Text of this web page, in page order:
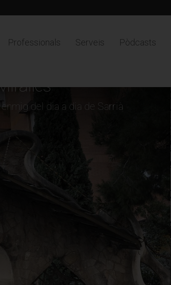
Professionals Serveis Pòdcasts
del dia a dia de Sarrià